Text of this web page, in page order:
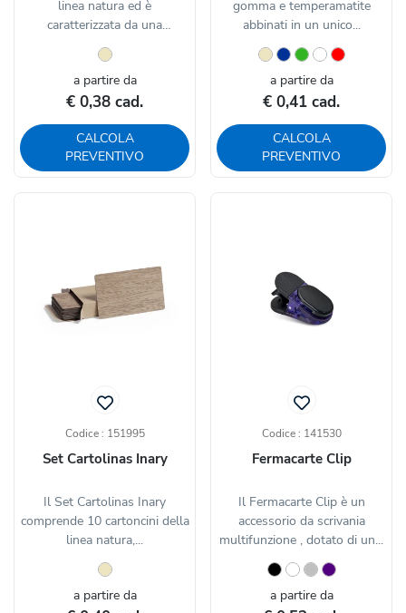
linea natura ed è
caratterizzata da una
robusta...
a partire da
€ 0,38 cad.
CALCOLA
PREVENTIVO
gomma e temperamatite
abbinati in un unico...
a partire da
€ 0,41 cad.
CALCOLA
PREVENTIVO
Codice : 151995
Set Cartolinas Inary
Il Set Cartolinas Inary
comprende 10 cartoncini della
linea natura,...
a partire da
Codice : 141530
Fermacarte Clip
Il Fermacarte Clip è un
accessorio da scrivania
multifunzione , dotato di un...
a partire da